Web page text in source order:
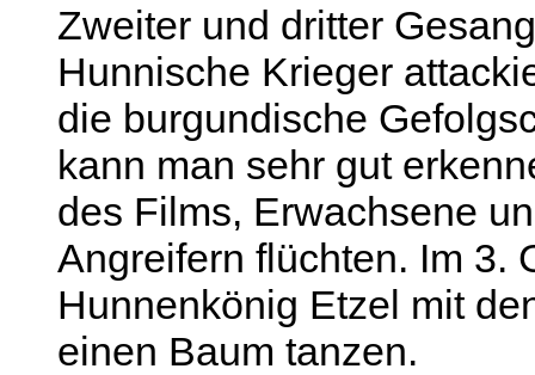
Zweiter und dritter
Hunnische Krieger
die burgundische
kann man sehr gut
des Films, Erwachsene
Angreifern flüchten. Im 3.
Hunnenkönig Etzel mit
einen Baum tanzen.